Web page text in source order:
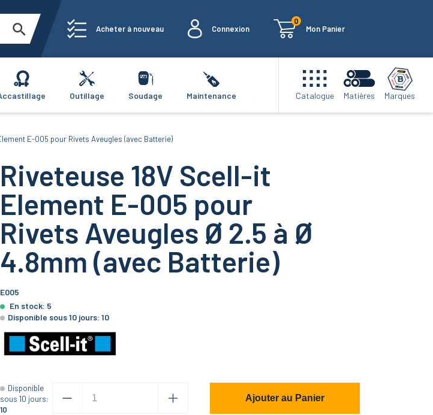
Acheter à nouveau Connexion
0
Mon Panier
Outillage Soudage Maintenance Catalogue Matières Marques
E-005 pour Rivets Aveugles (avec Batterie)
Riveteuse 18V Scell-it
Element E-005 pour
Rivets Aveugles Ø 2.5 à Ø
4.8mm (avec Batterie)
E005
En stock: 5
Disponible sous 10 jours:10
Disponible
sous 10 jours:
10
Ajouter au Panier